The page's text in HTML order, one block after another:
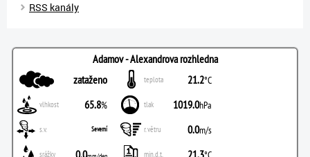
RSS kanály